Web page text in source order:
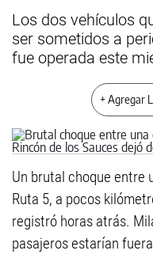
Los dos vehículos
ser sometidos a
fue operada este
+ Agregar
Un brutal choque entre
Ruta 5, a pocos
registró horas atrás.
pasajeros estarían